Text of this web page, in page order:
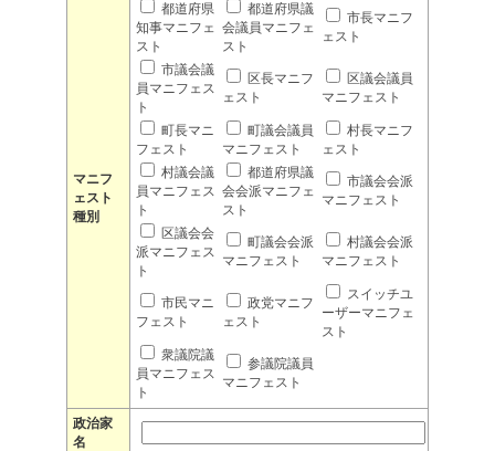
マニフ
ェスト
種別
都道府県
知事マニフェ
スト
都道府県議
会議員マニフェ
スト
市長マニフ
ェスト
市議会議
員マニフェス
ト
区長マニフ
ェスト
区議会議員
マニフェスト
町長マニ
フェスト
町議会議員
マニフェスト
村長マニフ
ェスト
村議会議
員マニフェス
ト
都道府県議
会会派マニフェ
スト
市議会会派
マニフェスト
区議会会
派マニフェス
ト
町議会会派
マニフェスト
村議会会派
マニフェスト
市民マニ
フェスト
政党マニフ
ェスト
スイッチユ
ーザーマニフェ
スト
衆議院議
員マニフェス
ト
参議院議員
マニフェスト
政治家
名